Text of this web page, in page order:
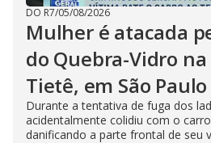
DO R7/05/08/2026
Mulher é atacada
do Quebra-Vidro
Tietê, em São Paulo
Durante a tentativa de fuga dos
acidentalmente colidiu com o
danificando a parte frontal de seu